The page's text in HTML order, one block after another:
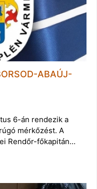
ABAÚJ-
6-án rendezik a
mérkőzést. A
Rendőr-főkapitán…